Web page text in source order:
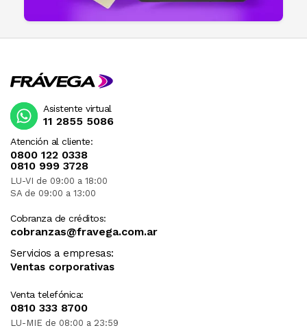
Atención al cliente:
0800 122 0338
0810 999 3728
LU-VI de 09:00 a 18:00
SA de 09:00 a 13:00
Cobranza de créditos:
cobranzas@fravega.com.ar
Servicios a empresas:
Ventas corporativas
Venta telefónica:
0810 333 8700
LU-MIE de 08:00 a 23:59
Asistente virtual
11 2855 5086